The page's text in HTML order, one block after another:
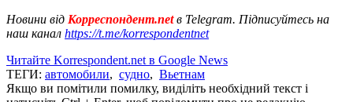
Новини від Корреспондент.netв Telegram. Підписуйтесь на
наш канал https://t.me/korrespondentnet
Читайте Korrespondent.net в Google News
ТЕГИ: автомобили, судно, Вьетнам
Якщо ви помітили помилку, виділіть необхідний текст і